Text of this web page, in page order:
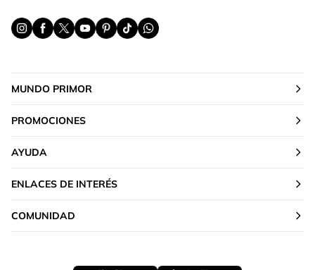
MUNDO PRIMOR
PROMOCIONES
AYUDA
ENLACES DE INTERÉS
COMUNIDAD